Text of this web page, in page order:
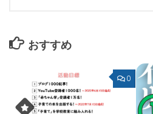
おすすめ
0